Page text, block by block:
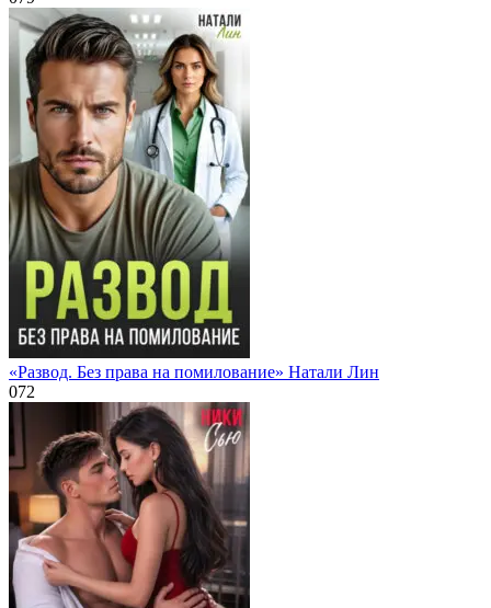
«Развод. Без права на помилование» Натали Лин
072